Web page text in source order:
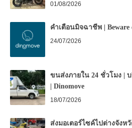
01/08/2026
คำเตือนมิจฉาชีพ | Beware
24/07/2026
ขนส่งภายใน 24 ชั่วโมง |
| Dinomove
18/07/2026
ส่งมอเตอร์ไซค์ไปต่างจังห